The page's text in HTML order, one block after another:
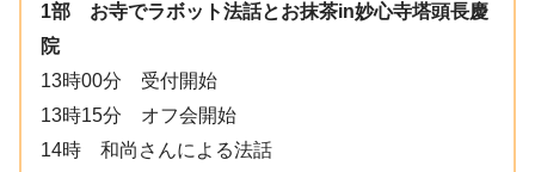
1部 お寺でラボット法話とお抹茶in妙心寺塔頭長慶
院
13時00分 受付開始
13時15分 オフ会開始
14時 和尚さんによる法話